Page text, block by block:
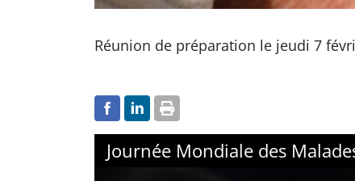
Réunion de préparation le jeudi 7
Journée Mondiale des